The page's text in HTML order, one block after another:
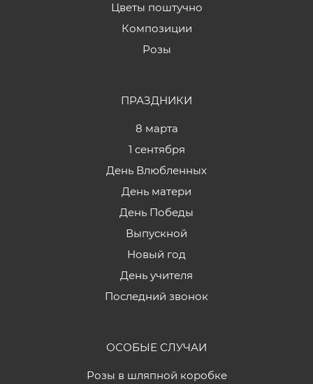
Цветы поштучно
Композиции
Розы
ПРАЗДНИКИ
8 марта
1 сентября
День Влюбленных
День матери
День Победы
Выпускной
Новый год
День учителя
Последний звонок
ОСОБЫЕ СЛУЧАИ
Розы в шляпной коробке